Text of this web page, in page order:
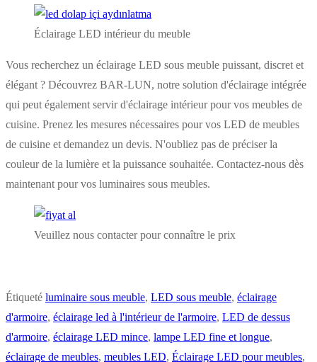
Éclairage LED intérieur du meuble
Vous recherchez un éclairage LED sous meuble puissant, discret et
élégant ? Découvrez BAR-LUN, notre solution d'éclairage intégrée
qui peut également servir d'éclairage intérieur pour vos meubles de
cuisine. Prenez les mesures nécessaires pour vos LED de meubles
de cuisine et demandez un devis. N'oubliez pas de préciser la
couleur de la lumière et la puissance souhaitée. Contactez-nous dès
maintenant pour vos luminaires sous meubles.
Veuillez nous contacter pour connaître le prix
Étiqueté luminaire sous meuble, LED sous meuble, éclairage
d'armoire, éclairage led à l'intérieur de l'armoire, LED de dessus
d'armoire, éclairage LED mince, lampe LED fine et longue,
éclairage de meubles, meubles LED, Éclairage LED pour meubles,